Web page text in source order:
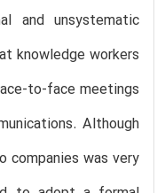
and unsystematic
knowledge workers
to-face meetings
Although
companies was very